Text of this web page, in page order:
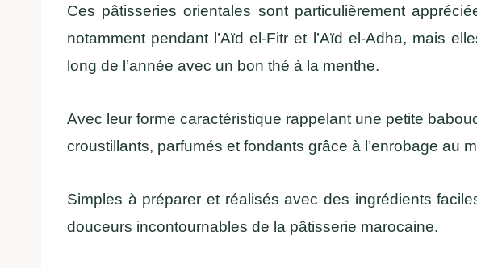
Ces pâtisseries orientales sont particulièrement
notamment pendant l’Aïd el-Fitr et l’Aïd el-Adha, mais
long de l’année avec un bon thé à la menthe.
Avec leur forme caractéristique rappelant une petite
croustillants, parfumés et fondants grâce à l’enrobage au
Simples à préparer et réalisés avec des ingrédients
douceurs incontournables de la pâtisserie marocaine.